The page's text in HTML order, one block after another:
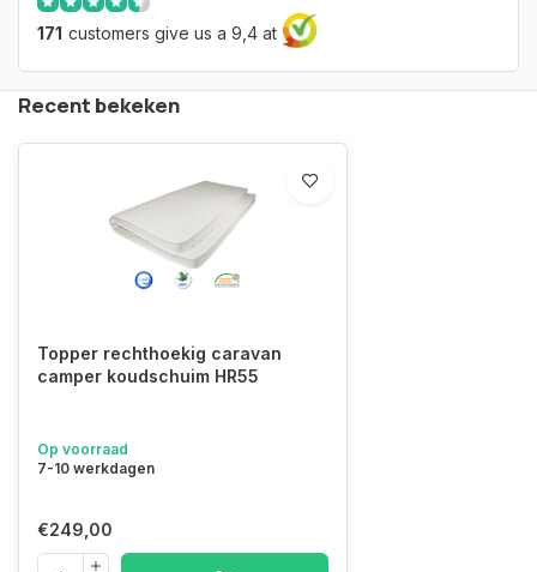
171 customers give us a 9,4 at
Recent bekeken
Topper rechthoekig caravan
camper koudschuim HR55
Op voorraad
7-10 werkdagen
€249,00